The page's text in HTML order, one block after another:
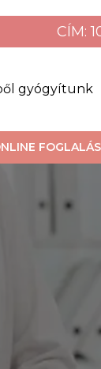
CÍM:
gyógyítunk
FOGLALÁS